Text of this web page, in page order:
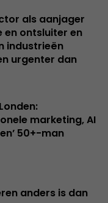
als aanjager
en ontsluiter en
industrieën
urgenter dan
marketing, AI
50+-man
anders is dan